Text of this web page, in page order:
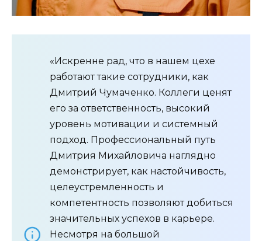
«Искренне рад, что в нашем цехе
работают такие сотрудники, как
Дмитрий Чумаченко. Коллеги ценят
его за ответственность, высокий
уровень мотивации и системный
подход. Профессиональный путь
Дмитрия Михайловича наглядно
демонстрирует, как настойчивость,
целеустремленность и
компетентность позволяют добиться
значительных успехов в карьере.
Несмотря на большой